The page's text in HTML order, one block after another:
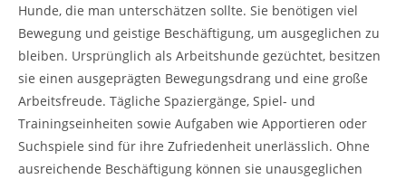
Hunde, die man unterschätzen sollte. Sie benötigen viel
Bewegung und geistige Beschäftigung, um ausgeglichen zu
bleiben. Ursprünglich als Arbeitshunde gezüchtet, besitzen
sie einen ausgeprägten Bewegungsdrang und eine große
Arbeitsfreude. Tägliche Spaziergänge, Spiel- und
Trainingseinheiten sowie Aufgaben wie Apportieren oder
Suchspiele sind für ihre Zufriedenheit unerlässlich. Ohne
ausreichende Beschäftigung können sie unausgeglichen